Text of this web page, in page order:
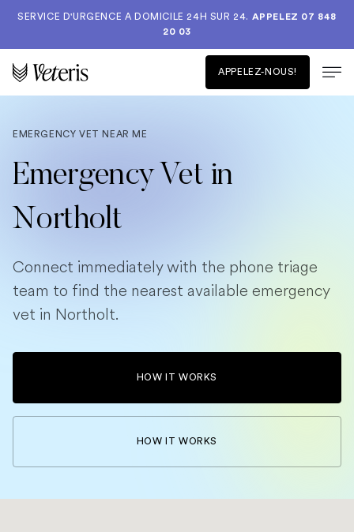
SERVICE D'URGENCE A DOMICILE 24H SUR 24. APPELEZ 07 848
20 03
APPELEZ-NOUS!
EMERGENCY VET NEAR ME
Emergency Vet in
Northolt
Connect immediately with the phone triage
team to find the nearest available emergency
vet in Northolt.
HOW IT WORKS
HOW IT WORKS